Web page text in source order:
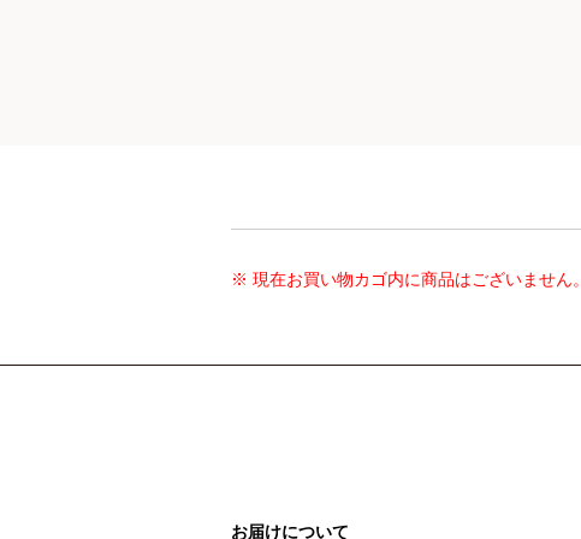
※ 現在お買い物カゴ内に商品はございません。
お届けについて